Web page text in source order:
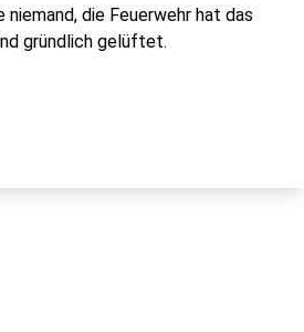
die Feuerwehr hat das
gründlich gelüftet.